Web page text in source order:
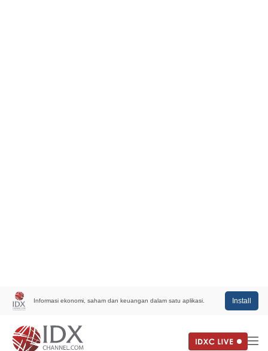
Informasi ekonomi, saham dan keuangan dalam satu aplikasi. Install